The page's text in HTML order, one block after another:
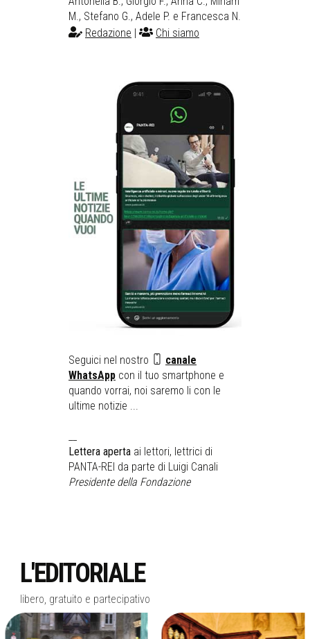
M., Stefano G., Adele P. e Francesca N.
Redazione
Chi siamo
Seguici nel nostro
canale
WhatsApp con il tuo smartphone e
quando vorrai, noi saremo li con le
ultime notizie ...
Lettera aperta ai lettori, lettrici di
PANTA-REI da parte di Luigi Canali
Presidente della Fondazione
L'EDITORIALE
libero, gratuito e partecipativo